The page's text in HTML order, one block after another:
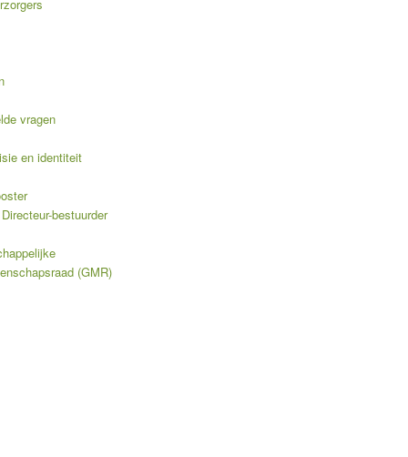
vragen
en identiteit
bestuurder
(GMR)